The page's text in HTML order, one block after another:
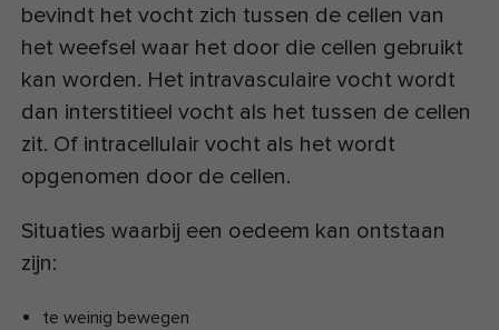
bevindt het vocht zich tussen de cellen van
het weefsel waar het door die cellen gebruikt
kan worden. Het intravasculaire vocht wordt
dan interstitieel vocht als het tussen de cellen
zit. Of intracellulair vocht als het wordt
opgenomen door de cellen.
Situaties waarbij een oedeem kan ontstaan
zijn:
te weinig bewegen